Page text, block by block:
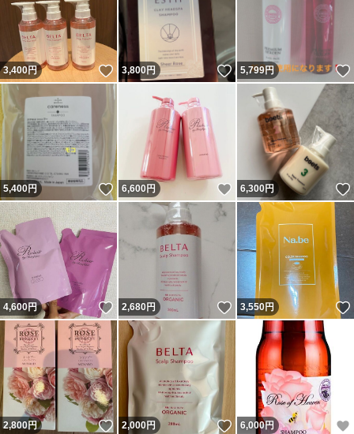
3,400円 いいね！
3,800円 いいね！
5,799円
5,400円 いいね！
6,600円 いいね！
6,300円
4,600円 いいね！
2,680円 いいね！
3,550円
2,800円 いいね！
2,000円 いいね！
6,000円